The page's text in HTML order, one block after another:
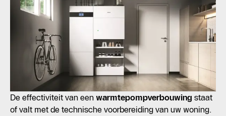
De effectiviteit van een warmtepompverbouwing staat
of valt met de technische voorbereiding van uw woning.